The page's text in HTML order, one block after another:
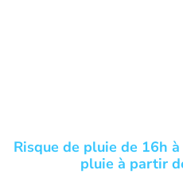
Risque de pluie de 16h
pluie à partir